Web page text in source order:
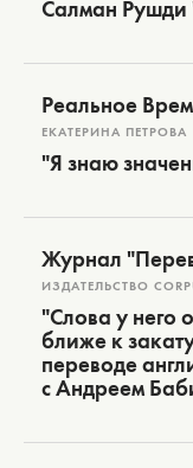
Салман Рушди
Реальное
ЕКАТЕРИНА ПЕТРОВА
"Я знаю
Журнал
ИЗДАТЕЛЬСТВО
"Слова у него
ближе к
переводе
с Андреем